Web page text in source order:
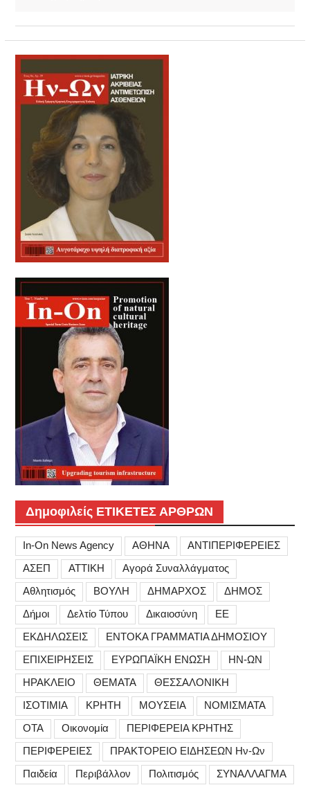
Δημοφιλείς ΕΤΙΚΕΤΕΣ ΑΡΘΡΩΝ
In-On News Agency ΑΘΗΝΑ
ΑΝΤΙΠΕΡΙΦΕΡΕΙΕΣ
ΑΣΕΠ
ΑΤΤΙΚΗ
Αγορά Συναλλάγματος
Αθλητισμός
ΒΟΥΛΗ ΔΗΜΑΡΧΟΣ
ΔΗΜΟΣ
Δήμοι
Δελτίο Τύπου Δικαιοσύνη
ΕΕ
ΕΚΔΗΛΩΣΕΙΣ
ΕΝΤΟΚΑ ΓΡΑΜΜΑΤΙΑ ΔΗΜΟΣΙΟΥ
ΕΠΙΧΕΙΡΗΣΕΙΣ
ΕΥΡΩΠΑΪΚΗ ΕΝΩΣΗ
ΗΝ-ΩΝ
ΗΡΑΚΛΕΙΟ
ΘΕΜΑΤΑ
ΘΕΣΣΑΛΟΝΙΚΗ
ΙΣΟΤΙΜΙΑ
ΚΡΗΤΗ ΜΟΥΣΕΙΑ
ΝΟΜΙΣΜΑΤΑ
ΟΤΑ
Οικονομία
ΠΕΡΙΦΕΡΕΙΑ ΚΡΗΤΗΣ
ΠΕΡΙΦΕΡΕΙΕΣ
ΠΡΑΚΤΟΡΕΙΟ ΕΙΔΗΣΕΩΝ Ην-Ων
Παιδεία
Περιβάλλον Πολιτισμός ΣΥΝΑΛΛΑΓΜΑ